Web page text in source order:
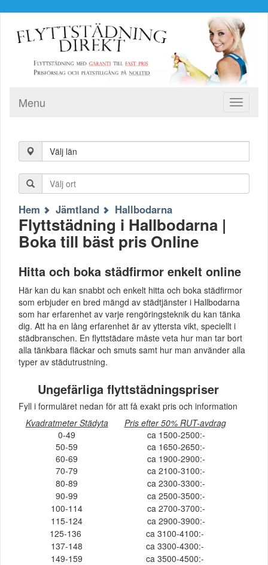
Toggle
Menu
Välj län
Hem Jämtland Hallbodarna
Flyttstädning i Hallbodarna |
Boka till bäst pris Online
Hitta och boka städfirmor enkelt online
Här kan du kan snabbt och enkelt hitta och boka städfirmor
som erbjuder en bred mängd av städtjänster i Hallbodarna
som har erfarenhet av varje rengöringsteknik du kan tänka
dig. Att ha en lång erfarenhet är av yttersta vikt, speciellt i
städbranschen. En flyttstädare måste veta hur man tar bort
alla tänkbara fläckar och smuts samt hur man använder alla
typer av städutrustning.
Ungefärliga flyttstädningspriser
Fyll i formuläret nedan för att få exakt pris och information
Kvadratmeter Städyta
Pris efter 50% RUT-avdrag
0-49
ca 1500-2500:-
50-59
ca 1650-2650:-
60-69
ca 1900-2900:-
70-79
ca 2100-3100:-
80-89
ca 2300-3300:-
90-99
ca 2500-3500:-
100-114
ca 2700-3700:-
115-124
ca 2900-3900:-
125-136
ca 3100-4100:-
137-148
ca 3300-4300:-
149-159
ca 3500-4500:-